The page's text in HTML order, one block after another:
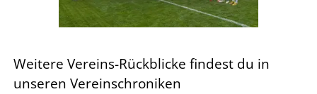
Weitere Vereins-Rückblicke findest du in
unseren Vereinschroniken